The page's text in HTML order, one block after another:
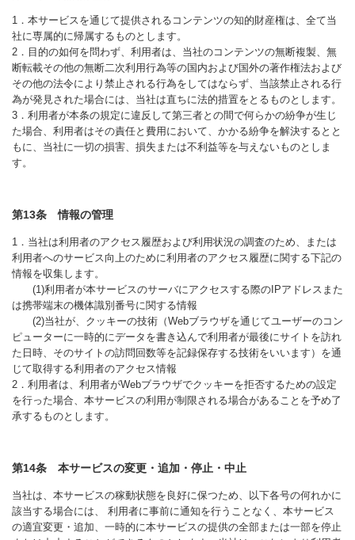
1．本サービスを通じて提供されるコンテンツの知的財産権は、全て当
社に専属的に帰属するものとします。
2．目的の如何を問わず、利用者は、当社のコンテンツの無断複製、無
断転載その他の無断二次利用行為等の国内および国外の著作権法および
その他の法令により禁止される行為をしてはならず、当該禁止される行
為が発見された場合には、当社は直ちに法的措置をとるものとします。
3．利用者が本条の規定に違反して第三者との間で何らかの紛争が生じ
た場合、利用者はその責任と費用において、かかる紛争を解決するとと
もに、当社に一切の損害、損失または不利益等を与えないものとしま
す。
第13条 情報の管理
1．当社は利用者のアクセス履歴および利用状況の調査のため、または
利用者へのサービス向上のために利用者のアクセス履歴に関する下記の
情報を収集します。
(1)利用者が本サービスのサーバにアクセスする際のIPアドレスまた
は携帯端末の機体識別番号に関する情報
(2)当社が、クッキーの技術（Webブラウザを通じてユーザーのコン
ピューターに一時的にデータを書き込んで利用者が最後にサイトを訪れ
た日時、そのサイトの訪問回数等を記録保存する技術をいいます）を通
じて取得する利用者のアクセス情報
2．利用者は、利用者がWebブラウザでクッキーを拒否するための設定
を行った場合、本サービスの利用が制限される場合があることを予め了
承するものとします。
第14条 本サービスの変更・追加・停止・中止
当社は、本サービスの稼動状態を良好に保つため、以下各号の何れかに
該当する場合には、 利用者に事前に通知を行うことなく、本サービス
の適宜変更・追加、一時的に本サービスの提供の全部または一部を停止